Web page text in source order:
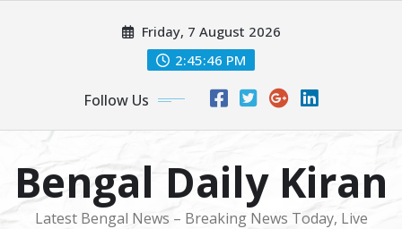
Friday, 7 August 2026
2:45:48 PM
Follow Us
Bengal Daily Kiran
Latest Bengal News – Breaking News Today, Live